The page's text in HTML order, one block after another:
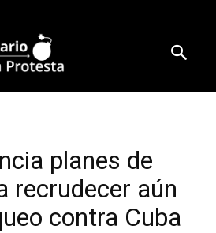
planes de
recrudecer aún
contra Cuba